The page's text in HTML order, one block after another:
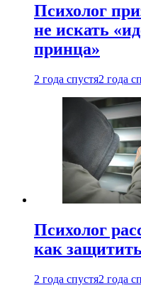
Психолог
не искать
принца»
2 года спустя2 года
Психолог
как
2 года спустя2 года